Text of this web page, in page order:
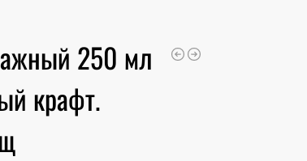
250 мл
крафт.